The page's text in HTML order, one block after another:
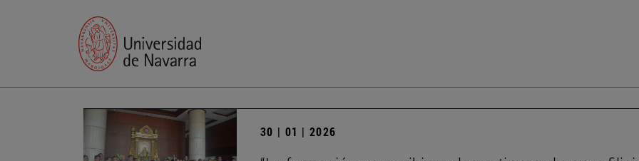
30 | 01 | 2026